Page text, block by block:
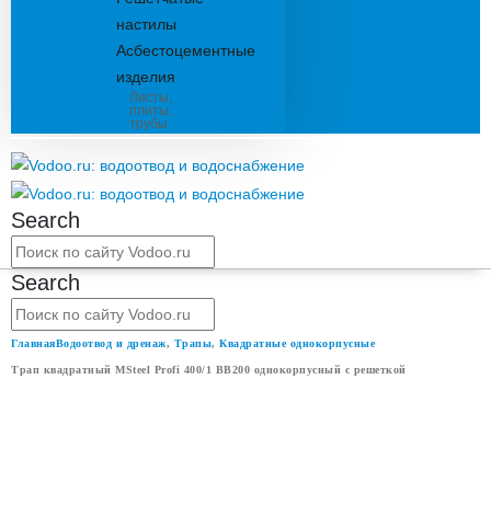
настилы
Асбестоцементные
изделия
Листы,
плиты,
трубы
Search
Search
ГлавнаяВодоотвод и дренаж, Трапы, Квадратные однокорпусные
Трап квадратный MSteel Profi 400/1 ВВ200 однокорпусный с решеткой